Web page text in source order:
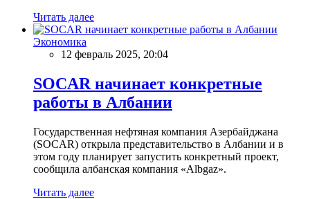
Читать далее
Экономика
12 февраль 2025, 20:04
SOCAR начинает конкретные
работы в Албании
Государственная нефтяная компания Азербайджана
(SOCAR) открыла представительство в Албании и в
этом году планирует запустить конкретный проект,
сообщила албанская компания «Albgaz».
Читать далее